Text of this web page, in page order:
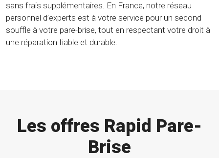
sans frais supplémentaires. En France, notre réseau
personnel d’experts est à votre service pour un second
souffle à votre pare-brise, tout en respectant votre droit à
une réparation fiable et durable.
Les offres Rapid Pare-
Brise